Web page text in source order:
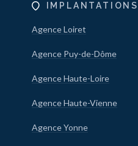
Agence Loiret
Agence Puy-de-Dôme
Agence Haute-Loire
Agence Haute-Vienne
Agence Yonne